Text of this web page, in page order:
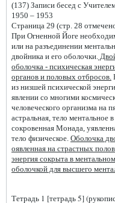
(137) Записи бесед с
1950 – 1953
Страница 29 (стр. 28
При Огненной Йоге
или на разъединении
двойника и его оболочки.
оболочка - психическая
органов и половых отбросов.
из низшей психической
явлении со многими
человеческого организма на
астральная, тело ментальное
сокровенная Монада,
тело физическое. Оболочка
оявленная на страстных
энергия сокрыта в
оболочкой для высшего
Тетрадь 1 [тетрадь 5]